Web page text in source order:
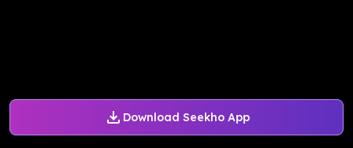
Download Seekho App